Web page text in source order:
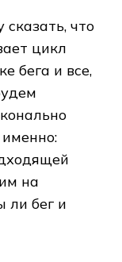
сказать, что
цикл
бега и все,
именно:
на
ли бег и